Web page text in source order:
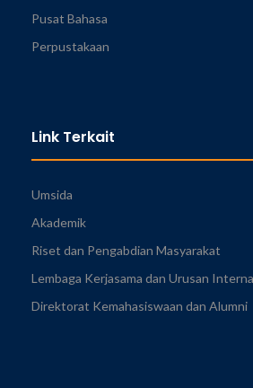
Pusat Bahasa
Perpustakaan
Link Terkait
Umsida
Akademik
Riset dan Pengabdian Masyarakat
Lembaga Kerjasama dan Urusan
Direktorat Kemahasiswaan dan Alumni